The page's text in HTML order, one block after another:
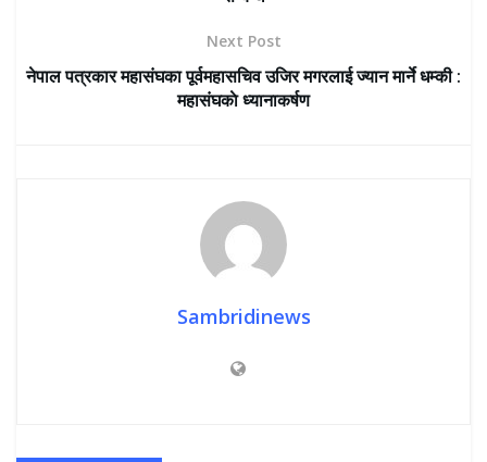
Next Post
नेपाल पत्रकार महासंघका पूर्वमहासचिव उजिर मगरलाई ज्यान मार्ने धम्की :
महासंघकाे ध्यानाकर्षण
Sambridinews